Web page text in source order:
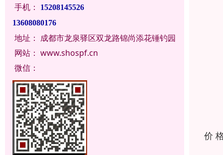
手机：
15208145526
13608080176
地址： 成都市龙泉驿区双龙路锦尚添花锤钓园
网站： www.shospf.cn
微信：
价